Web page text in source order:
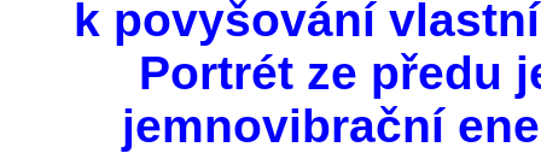
k povyšování
Portrét ze předu
jemnovibrační